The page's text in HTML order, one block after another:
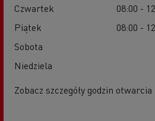
Czwartek
08:00 -
Piątek
08:00 -
Sobota
Niedziela
Zobacz szczegóły godzin otwarcia